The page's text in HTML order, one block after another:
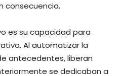
consecuencia.
es su capacidad para
Al automatizar la
antecedentes, liberan
se dedicaban a